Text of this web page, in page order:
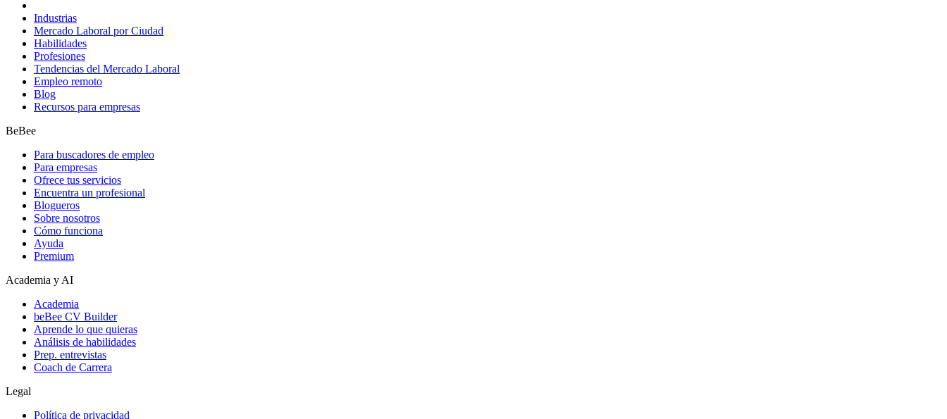
Industrias
Mercado Laboral por Ciudad
Habilidades
Profesiones
Tendencias del Mercado Laboral
Empleo remoto
Blog
Recursos para empresas
BeBee
Para buscadores de empleo
Para empresas
Ofrece tus servicios
Encuentra un profesional
Blogueros
Sobre nosotros
Cómo funciona
Ayuda
Premium
Academia y AI
Academia
beBee CV Builder
Aprende lo que quieras
Análisis de habilidades
Prep. entrevistas
Coach de Carrera
Legal
Política de privacidad